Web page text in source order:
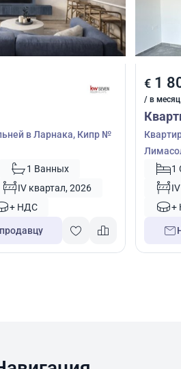
в Ларнака, Кипр №
1 Ванных
IV квартал, 2026
+ НДС
€ 1
/ в месяц
1
+